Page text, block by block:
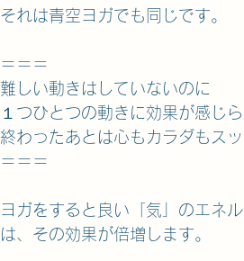
それは青空ヨガでも同じです。
＝＝＝
難しい動きはしていないのに
１つひとつの動きに効果が感じ
終わったあとは心もカラダもス
＝＝＝
ヨガをすると良い「気」のエネ
は、その効果が倍増します。